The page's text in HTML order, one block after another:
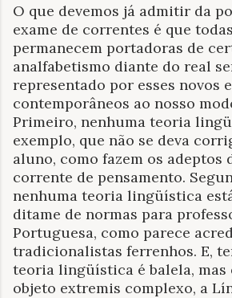
O que devemos já admitir da
exame de correntes é que
permanecem portadoras de
analfabetismo diante do real
representado por esses novos
contemporâneos ao nosso
Primeiro, nenhuma teoria
exemplo, que não se deva
aluno, como fazem os adeptos
corrente de pensamento.
nenhuma teoria lingüística
ditame de normas para
Portuguesa, como parece
tradicionalistas ferrenhos. E,
teoria lingüística é balela, mas
objeto extremis complexo, a